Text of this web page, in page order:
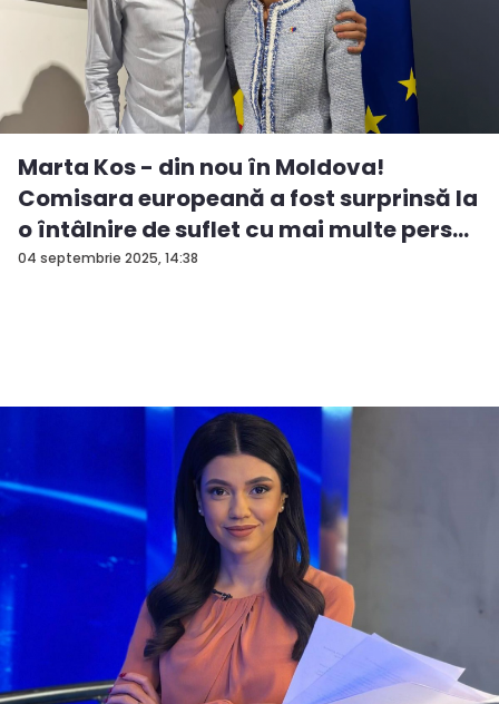
04 septembrie 2025, 14:38
Marta Kos - din nou în Moldova!
Comisara europeană a fost surprinsă la
o întâlnire de suflet cu mai multe pers...